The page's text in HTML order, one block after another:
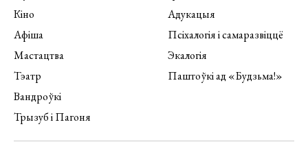
Кіно
Афіша
Мастацтва
Тэатр
Вандроўкі
Трызуб і Пагоня
Адукацыя
Псіхалогія і самаразвіццё
Экалогія
Паштоўкі ад «Будзьма!»